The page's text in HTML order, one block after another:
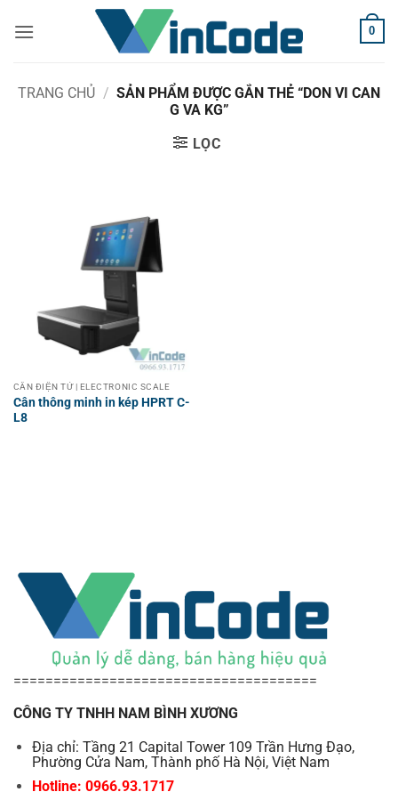
qua
0
TRANG CHỦ / SẢN PHẨM ĐƯỢC GẮN THẺ “DON VI CAN
G VA KG”
LỌC
CÂN ĐIỆN TỬ | ELECTRONIC SCALE
Cân thông minh in kép HPRT C-
L8
======================================
CÔNG TY TNHH NAM BÌNH XƯƠNG
Địa chỉ: Tầng 21 Capital Tower 109 Trần Hưng Đạo,
Phường Cửa Nam, Thành phố Hà Nội, Việt Nam
Hotline: 0966.93.1717